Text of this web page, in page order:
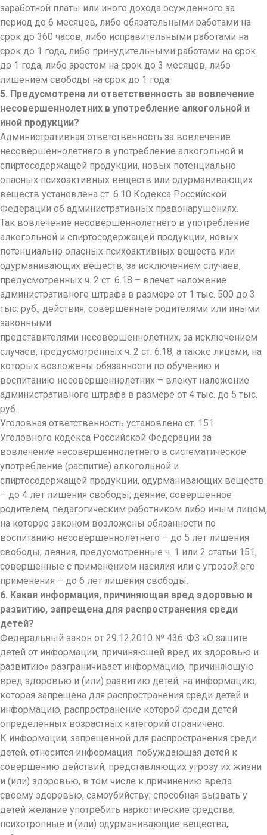
заработной платы или иного дохода осужденного за
период до 6 месяцев, либо обязательными работами на
срок до 360 часов, либо исправительными работами на
срок до 1 года, либо принудительными работами на срок
до 1 года, либо арестом на срок до 3 месяцев, либо
лишением свободы на срок до 1 года.
5. Предусмотрена ли ответственность за вовлечение
несовершеннолетних в употребление алкогольной и
иной продукции?
Административная ответственность за вовлечение
несовершеннолетнего в употребление алкогольной и
спиртосодержащей продукции, новых потенциально
опасных психоактивных веществ или одурманивающих
веществ установлена ст. 6.10 Кодекса Российской
Федерации об административных правонарушениях.
Так вовлечение несовершеннолетнего в употребление
алкогольной и спиртосодержащей продукции, новых
потенциально опасных психоактивных веществ или
одурманивающих веществ, за исключением случаев,
предусмотренных ч. 2 ст. 6.18 – влечет наложение
административного штрафа в размере от 1 тыс. 500 до 3
тыс. руб.; действия, совершенные родителями или иными
законными
представителями несовершеннолетних, за исключением
случаев, предусмотренных ч. 2 ст. 6.18, а также лицами, на
которых возложены обязанности по обучению и
воспитанию несовершеннолетних – влекут наложение
административного штрафа в размере от 4 тыс. до 5 тыс.
руб.
Уголовная ответственность установлена ст. 151
Уголовного кодекса Российской Федерации за
вовлечение несовершеннолетнего в систематическое
употребление (распитие) алкогольной и
спиртосодержащей продукции, одурманивающих веществ
– до 4 лет лишения свободы; деяние, совершенное
родителем, педагогическим работником либо иным лицом,
на которое законом возложены обязанности по
воспитанию несовершеннолетнего – до 5 лет лишения
свободы; деяния, предусмотренные ч. 1 или 2 статьи 151,
совершенные с применением насилия или с угрозой его
применения – до 6 лет лишения свободы.
6. Какая информация, причиняющая вред здоровью и
развитию, запрещена для распространения среди
детей?
Федеральный закон от 29.12.2010 № 436-ФЗ «О защите
детей от информации, причиняющей вред их здоровью и
развитию» разграничивает информацию, причиняющую
вред здоровью и (или) развитию детей, на информацию,
которая запрещена для распространения среди детей и
информацию, распространение которой среди детей
определенных возрастных категорий ограничено.
К информации, запрещенной для распространения среди
детей, относится информация: побуждающая детей к
совершению действий, представляющих угрозу их жизни
и (или) здоровью, в том числе к причинению вреда
своему здоровью, самоубийству; способная вызвать у
детей желание употребить наркотические средства,
психотропные и (или) одурманивающие вещества,